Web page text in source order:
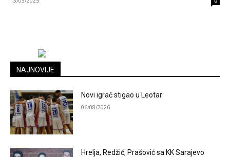
NAJNOVIJE
Novi igrač stigao u Leotar
06/08/2026
Hrelja, Redžić, Prašović sa KK Sarajevo